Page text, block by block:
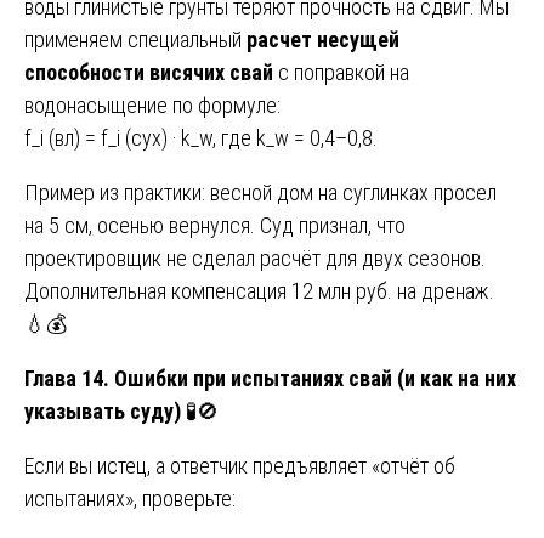
воды глинистые грунты теряют прочность на сдвиг. Мы
применяем специальный расчет несущей
способности висячих свай с поправкой на
водонасыщение по формуле:
f_i (вл) = f_i (сух) · k_w, где k_w = 0,4–0,8.
Пример из практики: весной дом на суглинках просел
на 5 см, осенью вернулся. Суд признал, что
проектировщик не сделал расчёт для двух сезонов.
Дополнительная компенсация 12 млн руб. на дренаж.
💧💰
Глава 14. Ошибки при испытаниях свай (и как на них
указывать суду) 🧪🚫
Если вы истец, а ответчик предъявляет «отчёт об
испытаниях», проверьте: